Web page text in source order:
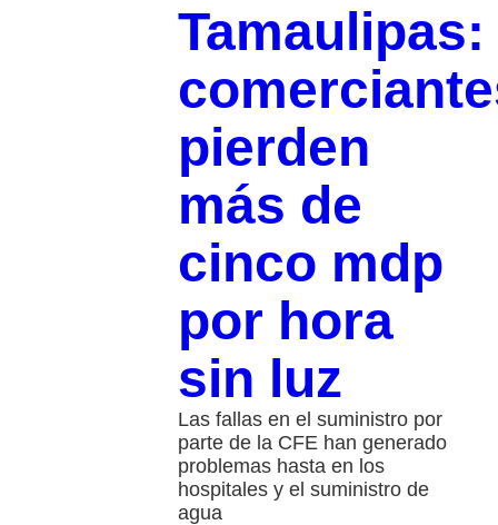
Tamaulipas:
pierden
más de
cinco mdp
por hora
sin luz
Las fallas en el suministro por
parte de la CFE han generado
problemas hasta en los
hospitales y el suministro de
agua